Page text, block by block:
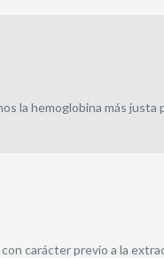
la hemoglobina más
carácter previo a la